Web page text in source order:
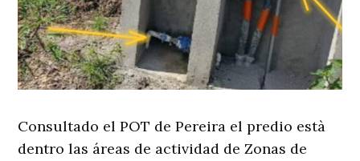
Consultado el POT de Pereira el predio està
dentro las áreas de actividad de Zonas de